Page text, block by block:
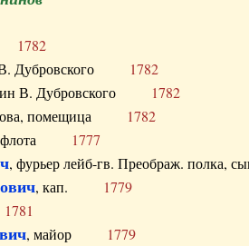
1782
В. Дубровского 1782
В. Дубровского 1782
помещица 1782
флота 1777
, фурьер лейб-гв. Преображ.
, кап. 1779
1781
, майор 1779